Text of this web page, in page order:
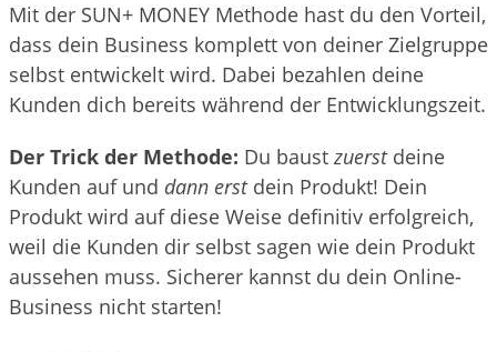
Mit der SUN+ MONEY Methode hast du den Vorteil,
dass dein Business komplett von deiner Zielgruppe
selbst entwickelt wird. Dabei bezahlen deine
Kunden dich bereits während der Entwicklungszeit.
Der Trick der Methode: Du baustzuerstdeine
Kunden auf und dann erstdein Produkt! Dein
Produkt wird auf diese Weise definitiv erfolgreich,
weil die Kunden dir selbst sagen wie dein Produkt
aussehen muss. Sicherer kannst du dein Online-
Business nicht starten!